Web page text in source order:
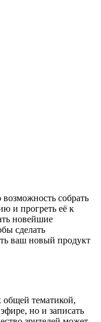
собрать
и прогреть её к
новейшие
сделать
ваш новый продукт
тематикой,
но и записать